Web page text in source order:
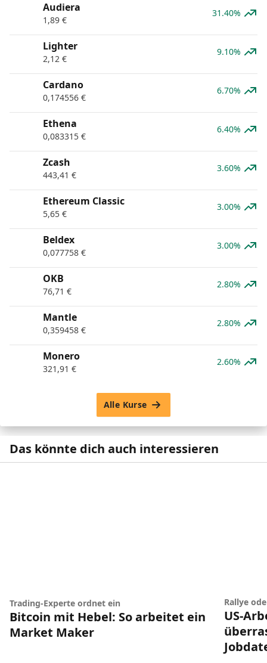
Audiera
1,89 €
31.40%
Lighter
2,12 €
9.10%
Cardano
0,174556 €
6.70%
Ethena
0,083315 €
6.40%
Zcash
443,41 €
3.60%
Ethereum Classic
5,65 €
3.00%
Beldex
0,077758 €
3.00%
OKB
76,71 €
2.80%
Mantle
0,359458 €
2.80%
Monero
321,91 €
2.60%
Alle Kurse
Das könnte dich auch interessieren
Trading-Experte ordnet ein
Bitcoin mit Hebel: So arbeitet ein
Market Maker
Rallye
US-